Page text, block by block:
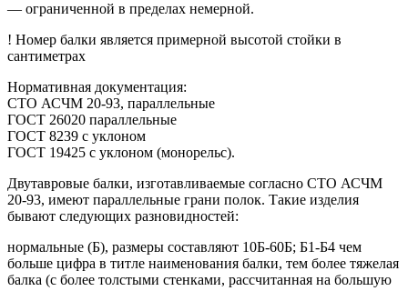
— ограниченной в пределах немерной.
! Номер балки является примерной высотой стойки в
сантиметрах
Нормативная документация:
СТО АСЧМ 20-93, параллельные
ГОСТ 26020 параллельные
ГОСТ 8239 с уклоном
ГОСТ 19425 с уклоном (монорельс).
Двутавровые балки, изготавливаемые согласно СТО АСЧМ
20-93, имеют параллельные грани полок. Такие изделия
бывают следующих разновидностей:
нормальные (Б), размеры составляют 10Б-60Б; Б1-Б4 чем
больше цифра в титле наименования балки, тем более тяжелая
балка (с более толстыми стенками, рассчитанная на большую